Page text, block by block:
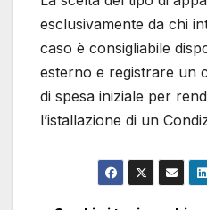
esclusivamente da chi
caso è consigliabile
esterno e registrare un
di spesa iniziale per
l’istallazione di un